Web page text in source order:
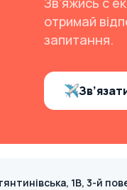
отримай
запитання.
1В, 3-й